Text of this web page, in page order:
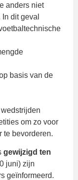
anders niet
dit geval
basis van de
wedstrijden
om zo voor
te bevorderen.
gewijzigd ten
juni) zijn
geïnformeerd.